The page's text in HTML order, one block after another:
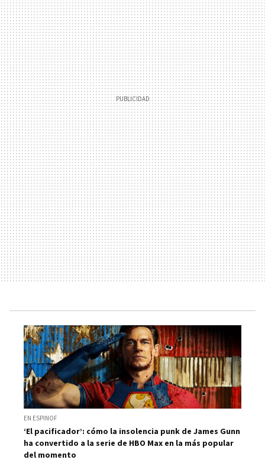
EN ESPINOF
‘El pacificador’: cómo la insolencia punk de James Gunn
ha convertido a la serie de HBO Max en la más popular
del momento